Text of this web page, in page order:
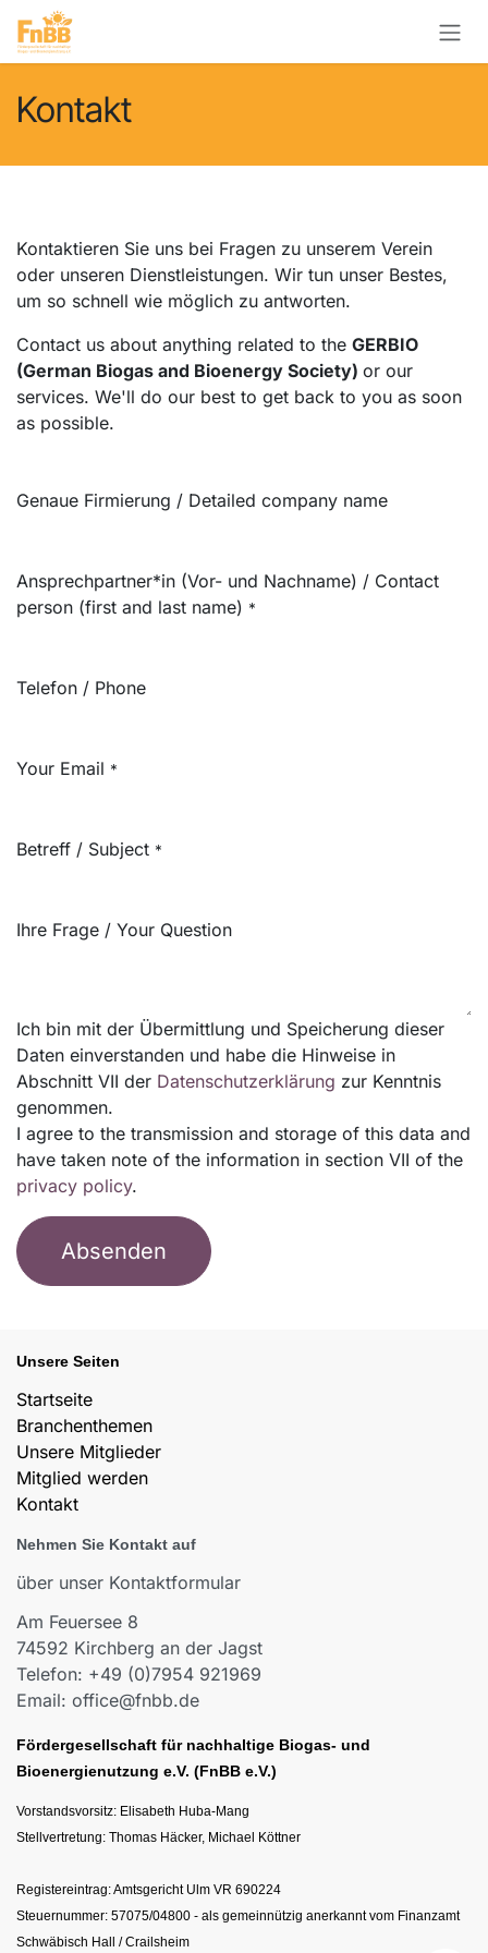
Zum Inhalt springen
Kontakt
Kontaktieren Sie uns bei Fragen zu unserem Verein
oder unseren Dienstleistungen. Wir tun unser Bestes,
um so schnell wie möglich zu antworten.
Contact us about anything related to the GERBIO
(German Biogas and Bioenergy Society) or our
services. We'll do our best to get back to you as soon
as possible.
Genaue Firmierung / Detailed company name
Ansprechpartner*in (Vor- und Nachname) / Contact
person (first and last name) *
Telefon / Phone
Your Email *
Betreff / Subject *
Ihre Frage / Your Question
Ich bin mit der Übermittlung und Speicherung dieser
Daten einverstanden und habe die Hinweise in
Abschnitt VII der Datenschutzerklärung zur Kenntnis
genommen.
I agree to the transmission and storage of this data and
have taken note of the information in section VII of the
privacy policy.
Absenden
Unsere Seiten
Startseite
Branchenthemen
Unsere Mitglieder
Mitglied werden
Kontakt
Nehmen Sie Kontakt auf
über unser Kontaktformular
Am Feuersee 8
74592 Kirchberg an der Jagst
Telefon: +49 (0)7954 921969
Email: office@fnbb.de
Fördergesellschaft für nachhaltige Biogas- und
Bioenergienutzung e.V. (FnBB e.V.)
Vorstandsvorsitz: Elisabeth Huba-Mang
Stellvertretung: Thomas Häcker, Michael Köttner
Registereintrag: Amtsgericht Ulm VR 690224
Steuernummer: 57075/04800 - als gemeinnützig anerkannt vom Finanzamt
Schwäbisch Hall / Crailsheim